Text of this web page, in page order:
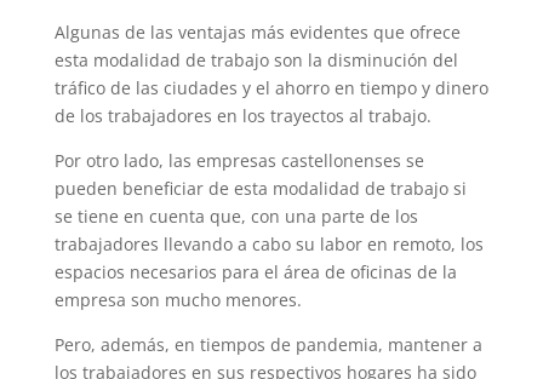
Algunas de las ventajas más evidentes que ofrece
esta modalidad de trabajo son la disminución del
tráfico de las ciudades y el ahorro en tiempo y dinero
de los trabajadores en los trayectos al trabajo.
Por otro lado, las empresas castellonenses se
pueden beneficiar de esta modalidad de trabajo si
se tiene en cuenta que, con una parte de los
trabajadores llevando a cabo su labor en remoto, los
espacios necesarios para el área de oficinas de la
empresa son mucho menores.
Pero, además, en tiempos de pandemia, mantener a
los trabajadores en sus respectivos hogares ha sido